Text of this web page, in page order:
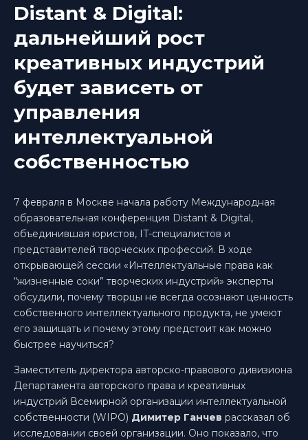
Distant & Digital:
дальнейший рост
креативных индустрий
будет зависеть от
управления
интеллектуальной
собственностью
7 февраля в Москве начала работу Международная
образовательная конференция Distant & Digital,
объединившая юристов, IT-специалистов и
представителей творческих профессий. В ходе
открывающей сессии «Интеллектуальные права как
“жизненные соки” творческих индустрий»‎ эксперты
обсудили, почему творцы не всегда осознают ценность
собственного интеллектуального продукта, не умеют
его защищать и почему этому предстоит как можно
быстрее научиться?
Заместитель директора авторско-правового дивизиона
Департамента авторского права и креативных
индустрий Всемирной организации интеллектуальной
собственности (WIPO) Димитер Ганчев рассказал об
исследовании своей организации. Оно показало, что